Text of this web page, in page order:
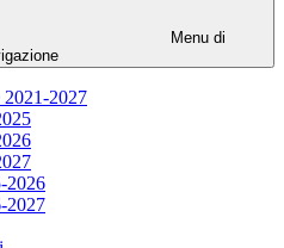
Menu di
2021-2027
2026
2027